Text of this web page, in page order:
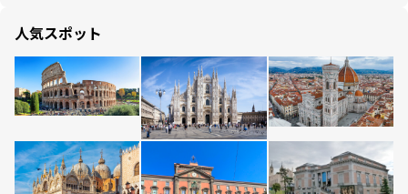
人気スポット